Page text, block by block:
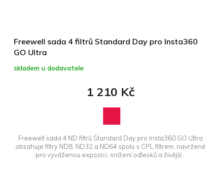
Freewell sada 4 filtrů Standard Day pro Insta360
GO Ultra
skladem u dodavatele
1 210 Kč
Freewell sada 4 ND filtrů Standard Day pro Insta360 GO Ultra
obsahuje filtry ND8, ND32 a ND64 spolu s CPL filtrem, navržené
pro vyváženou expozici, snížení odlesků a živější...